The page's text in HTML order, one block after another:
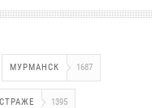
МУРМАНСК 1687
1395